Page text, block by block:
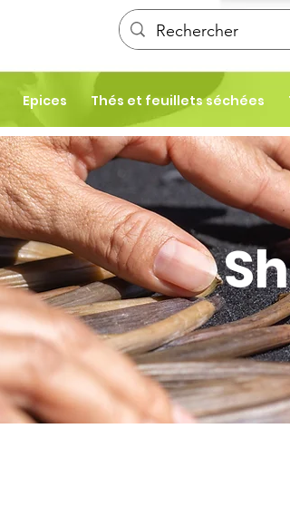
Epices Thés et feuillets séchées